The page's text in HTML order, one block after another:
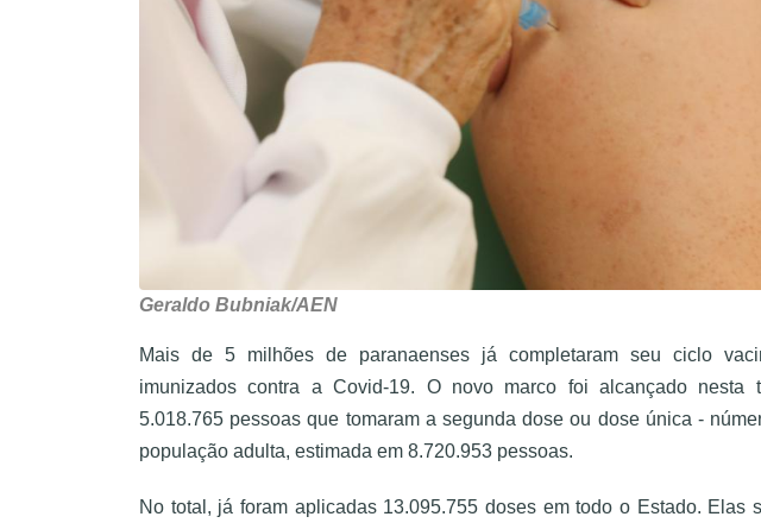
Geraldo Bubniak/AEN
Mais de 5 milhões de paranaenses já completaram seu ciclo
imunizados contra a Covid-19. O novo marco foi alcançado nesta
5.018.765 pessoas que tomaram a segunda dose ou dose única -
população adulta, estimada em 8.720.953 pessoas.
No total, já foram aplicadas 13.095.755 doses em todo o Estado. Elas